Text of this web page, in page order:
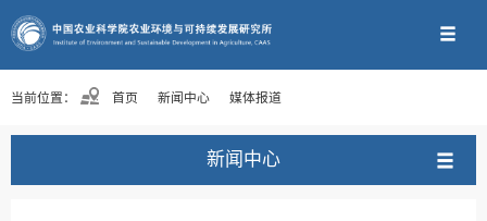
当前位置： 首页 新闻中心 媒体报道
新闻中心